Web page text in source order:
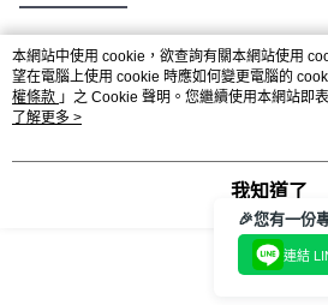
熱門標籤
本網站中使用 cookie，欲查詢有關本網站使用
望在電腦上使用 cookie 時應如何變更電腦的
權條款 」之 Cookie 聲明。您繼續使用本網站即
用條款之 Cookie 聲明使用 cookie。
了解更多 >
我知道了
連結